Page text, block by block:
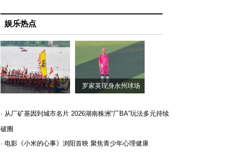
娱乐热点
罗家英现身永州球场
· 从厂矿基因到城市名片 2026湖南株洲“厂BA”玩法多元持续
破圈
· 电影《小米的心事》浏阳首映 聚焦青少年心理健康